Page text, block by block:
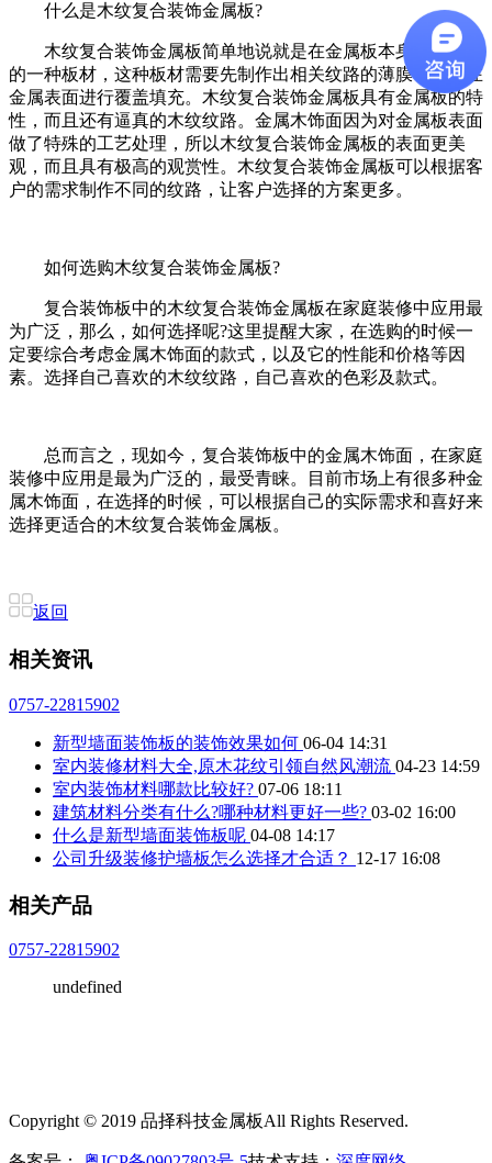
什么是木纹复合装饰金属板?
木纹复合装饰金属板简单地说就是在金属板本身加工而成
的一种板材，这种板材需要先制作出相关纹路的薄膜，然后在
金属表面进行覆盖填充。木纹复合装饰金属板具有金属板的特
性，而且还有逼真的木纹纹路。金属木饰面因为对金属板表面
做了特殊的工艺处理，所以木纹复合装饰金属板的表面更美
观，而且具有极高的观赏性。木纹复合装饰金属板可以根据客
户的需求制作不同的纹路，让客户选择的方案更多。
如何选购木纹复合装饰金属板?
复合装饰板中的木纹复合装饰金属板在家庭装修中应用最
为广泛，那么，如何选择呢?这里提醒大家，在选购的时候一
定要综合考虑金属木饰面的款式，以及它的性能和价格等因
素。选择自己喜欢的木纹纹路，自己喜欢的色彩及款式。
总而言之，现如今，复合装饰板中的金属木饰面，在家庭
装修中应用是最为广泛的，最受青睐。目前市场上有很多种金
属木饰面，在选择的时候，可以根据自己的实际需求和喜好来
选择更适合的木纹复合装饰金属板。
返回
相关资讯
0757-22815902
新型墙面装饰板的装饰效果如何 06-04 14:31
室内装修材料大全,原木花纹引领自然风潮流 04-23 14:59
室内装饰材料哪款比较好? 07-06 18:11
建筑材料分类有什么?哪种材料更好一些? 03-02 16:00
什么是新型墙面装饰板呢 04-08 14:17
公司升级装修护墙板怎么选择才合适？ 12-17 16:08
相关产品
0757-22815902
undefined
Copyright © 2019 品择科技金属板All Rights Reserved.